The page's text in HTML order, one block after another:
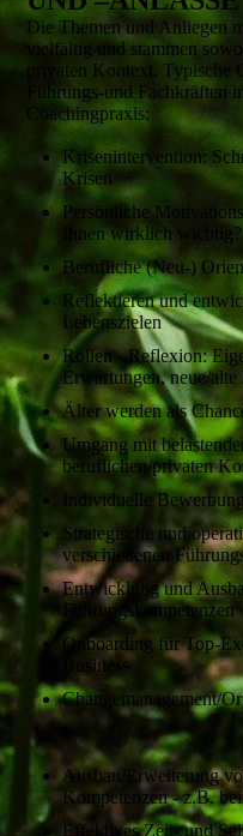
Die Themen und Anliegen
vielfältig und stammen
privaten Kontext. Typische
Führungs-und Fachkräften
Coachingpraxis:
Krisenintervention:
Krisen
Persönliche
Ihnen wirklich wichtig?
Berufliche (Neu-)
Reflektieren und
Lebenszielen
Rollen - Reflexion:
Erwartungen, neue/
Älter werden als
Umgang mit
beruflichen/privaten
Individuelle
Strategische und
verschiedenen
Entwicklung und
Führungskompetenzen
Onboarding für Top-
Business
Changemanagement/
Ausbau/Erweiterung
Kompetenzen - z.B.
Effektives Zeit- und